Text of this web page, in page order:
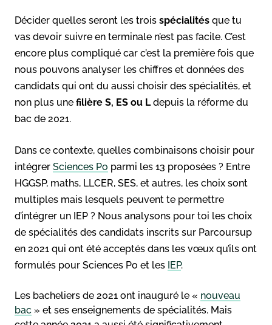
Décider quelles seront les trois spécialités que tu
vas devoir suivre en terminale n’est pas facile. C’est
encore plus compliqué car c’est la première fois que
nous pouvons analyser les chiffres et données des
candidats qui ont du aussi choisir des spécialités, et
non plus une filière S, ES ou Ldepuis la réforme du
bac de 2021.
Dans ce contexte, quelles combinaisons choisir pour
intégrer Sciences Po parmi les 13 proposées ? Entre
HGGSP, maths, LLCER, SES, et autres, les choix sont
multiples mais lesquels peuvent te permettre
d’intégrer un IEP ? Nous analysons pour toi les choix
de spécialités des candidats inscrits sur Parcoursup
en 2021 qui ont été acceptés dans les vœux qu’ils ont
formulés pour Sciences Po et les IEP.
Les bacheliers de 2021 ont inauguré le « nouveau
bac » et ses enseignements de spécialités. Mais